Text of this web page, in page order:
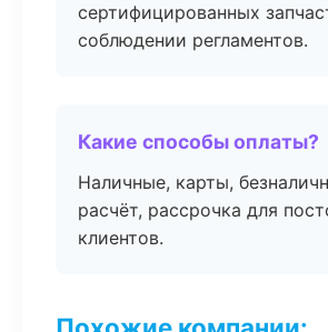
сертифицированных
соблюдении регламентов.
Какие способы оплаты?
Наличные, карты,
расчёт, рассрочка для
клиентов.